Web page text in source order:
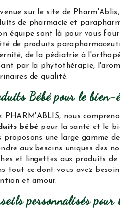
sur le site de
de pharmacie et
équipe sont là pour vous
de produits
de la pédiatrie à
par la phytothérapie,
de qualité.
Bébé pour le
PHARM'ABLIS, nous
bébé pour la santé et le
proposons une large gamme
aux besoins uniques des
et lingettes aux produits
tout ce dont vous avez
et amour.
personnalisés pour